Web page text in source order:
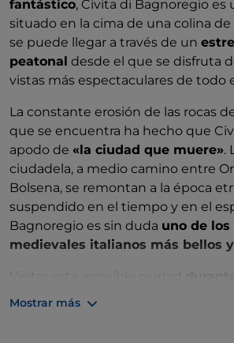
fantástico, Civita di Bagnoregio es
situado en la cima de una colina
se puede llegar a través de un
peatonal desde el que se disfruta
vistas más espectaculares de todo
La constante erosión de las rocas
que se encuentra ha hecho que
apodo de «la ciudad que muere».
ciudadela, a medio camino entre
Bolsena, se remontan a la época
suspendido en el tiempo y en el
Bagnoregio es sin duda uno de los
medievales italianos más bellos
niebla
significa vivir una
Mostrar más